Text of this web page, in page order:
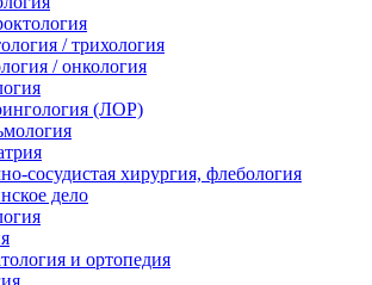
/ трихология
/ онкология
(ЛОР)
сосудистая хирургия, флебология
дело
и ортопедия